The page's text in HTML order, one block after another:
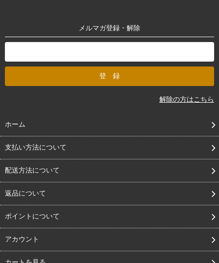
メルマガ登録・解除
解除の方はこちら
ホーム
支払い方法について
配送方法について
返品について
ポイントについて
アカウント